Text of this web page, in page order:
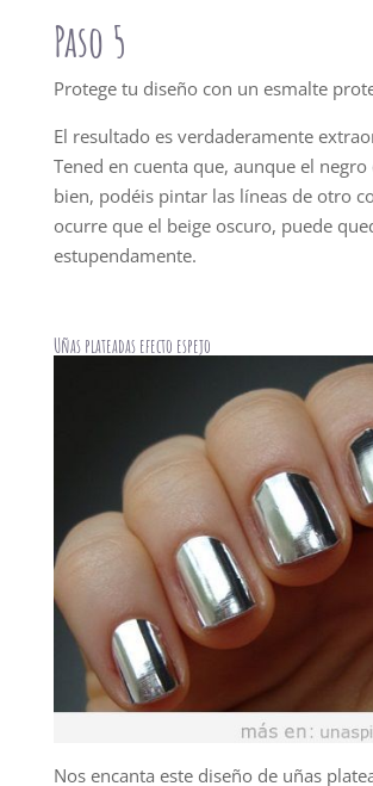
Paso 5
Protege tu diseño con un esmalte
El resultado es verdaderamente
Tened en cuenta que, aunque el
bien, podéis pintar las líneas de otro
ocurre que el beige oscuro, puede
estupendamente.
Uñas plateadas efecto espejo
Nos encanta este diseño de uñas